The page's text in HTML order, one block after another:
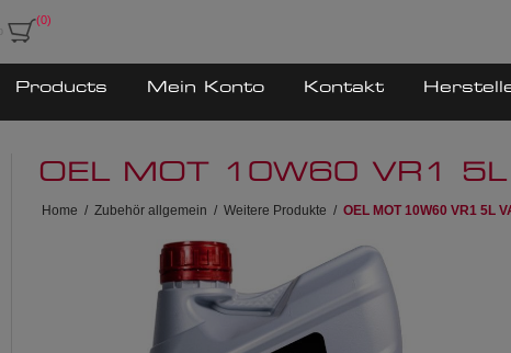
(0)
Products Mein Konto Kontakt
OEL MOT 10W60 VR1 5L
Home / Zubehör allgemein / Weitere Produkte / OEL MOT 10W60 VR1 5L